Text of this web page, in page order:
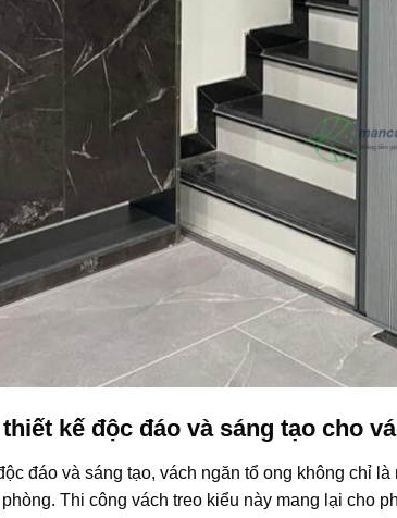
kế độc đáo và sáng tạo cho
đáo và sáng tạo, vách ngăn tổ ong không chỉ
phòng. Thi công vách treo kiểu này mang lại cho